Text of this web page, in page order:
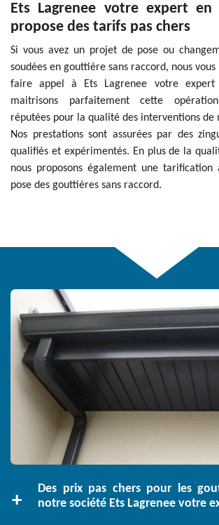
Ets Lagrenee votre expert
propose des tarifs pas chers
Si vous avez un projet de pose ou
soudées en gouttière sans raccord, nous
faire appel à Ets Lagrenee votre
maitrisons parfaitement cette
réputées pour la qualité des interventions de
Nos prestations sont assurées par des
qualifiés et expérimentés. En plus de la
nous proposons également une tarification
pose des gouttières sans raccord.
Des prix pas chers pour les
notre société Ets Lagrenee votre